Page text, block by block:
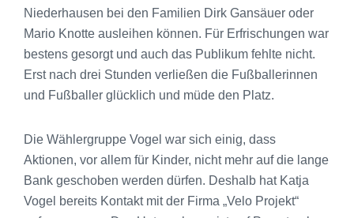
Niederhausen bei den Familien Dirk Gansäuer oder
Mario Knotte ausleihen können. Für Erfrischungen war
bestens gesorgt und auch das Publikum fehlte nicht.
Erst nach drei Stunden verließen die Fußballerinnen
und Fußballer glücklich und müde den Platz.
Die Wählergruppe Vogel war sich einig, dass
Aktionen, vor allem für Kinder, nicht mehr auf die lange
Bank geschoben werden dürfen. Deshalb hat Katja
Vogel bereits Kontakt mit der Firma „Velo Projekt“